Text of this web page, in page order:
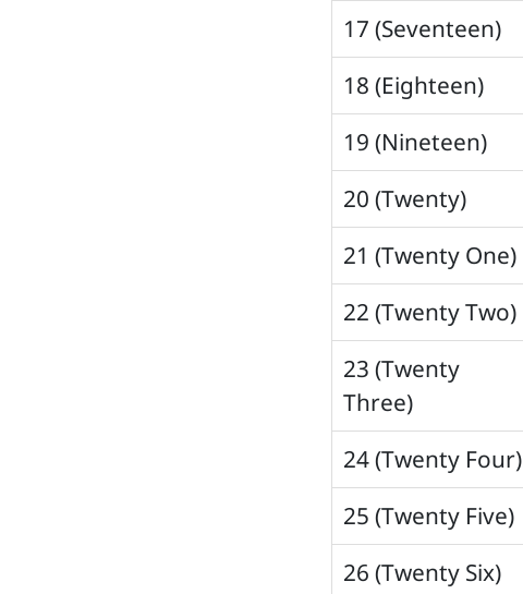
17 (Seventeen)
18 (Eighteen)
19 (Nineteen)
20 (Twenty)
21 (Twenty One)
22 (Twenty Two)
23 (Twenty
Three)
24 (Twenty Four)
25 (Twenty Five)
26 (Twenty Six)